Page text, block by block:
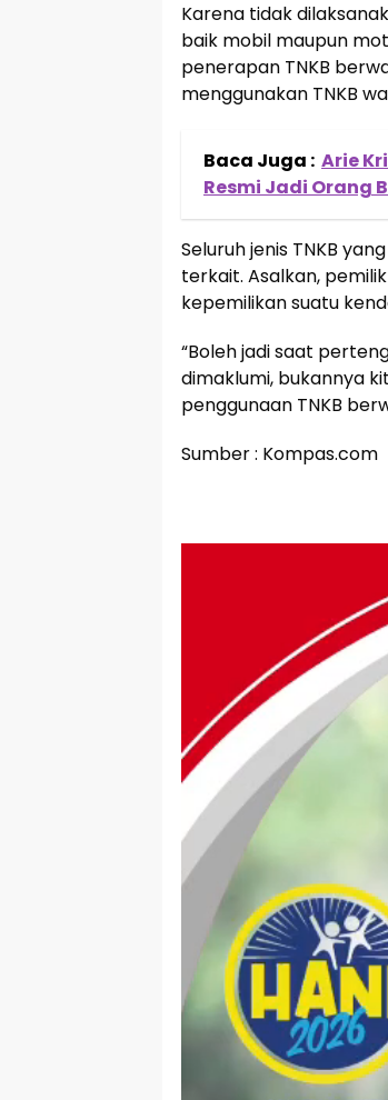
Karena tidak
baik mobil maupun
penerapan TNKB
menggunakan TNKB
Baca Juga : Arie
Resmi Jadi Orang
Seluruh jenis TNKB
terkait. Asalkan,
kepemilikan suatu
“Boleh jadi saat
dimaklumi, bukannya
penggunaan TNKB
Sumber : Kompas.com